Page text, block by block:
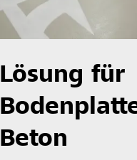
Lösung für
Beton